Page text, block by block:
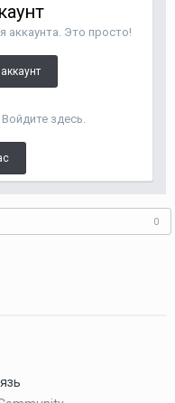
аккаунта. Это просто!
здесь.
0